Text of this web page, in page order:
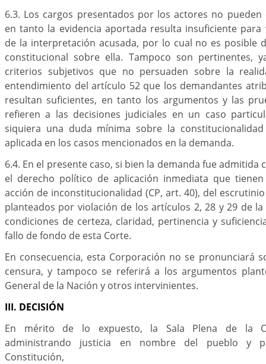
6.3. Los cargos presentados por los actores no
en tanto la evidencia aportada resulta insuficiente para
de la interpretación acusada, por lo cual no es posible
constitucional sobre ella. Tampoco son pertinentes,
criterios subjetivos que no persuaden sobre la
entendimiento del artículo 52 que los demandantes
resultan suficientes, en tanto los argumentos y las
refieren a las decisiones judiciales en un caso
siquiera una duda mínima sobre la
aplicada en los casos mencionados en la demanda.
6.4. En el presente caso, si bien la demanda fue admitida
el derecho político de aplicación inmediata que
acción de inconstitucionalidad (CP, art. 40), del
planteados por violación de los artículos 2, 28 y 29 de
condiciones de certeza, claridad, pertinencia y
fallo de fondo de esta Corte.
En consecuencia, esta Corporación no se pronunciará
censura, y tampoco se referirá a los argumentos
General de la Nación y otros intervinientes.
III. DECISIÓN
En mérito de lo expuesto, la Sala Plena de la
administrando justicia en nombre del pueblo y
Constitución,